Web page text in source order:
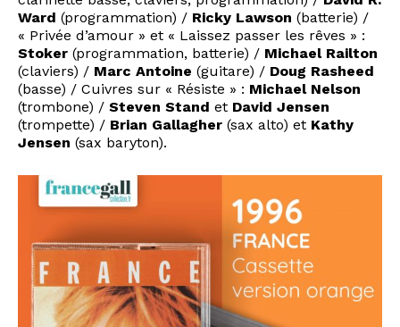
Ward (programmation) / Ricky Lawson (batterie) /
« Privée d’amour » et « Laissez passer les rêves » :
Stoker (programmation, batterie) / Michael Railton
(claviers) / Marc Antoine (guitare) / Doug Rasheed
(basse) / Cuivres sur « Résiste » : Michael Nelson
(trombone) / Steven Stand et David Jensen
(trompette) / Brian Gallagher (sax alto) et Kathy
Jensen (sax baryton).